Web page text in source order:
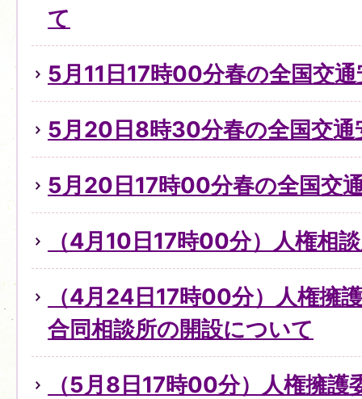
て
5月11日17時00分春の全国交
5月20日8時30分春の全国交通
5月20日17時00分春の全国交
（4月10日17時00分）人権相
（4月24日17時00分）人権擁
合同相談所の開設について
（5月8日17時00分）人権擁護